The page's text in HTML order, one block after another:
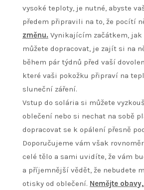
vysoké teploty, je nutné, abyste
předem připravili na to, že pocítí
změnu. Vynikajícím začátkem, jak
můžete dopracovat, je zajít si na
během pár týdnů před vaší
které vaši pokožku připraví na
sluneční záření.
Vstup do solária si můžete
oblečení nebo si nechat na sobě
dopracovat se k opálení přesně
Doporučujeme vám však
celé tělo a sami uvidíte, že vám
a příjemnější vědět, že nebudete
otisky od oblečení. Nemějte